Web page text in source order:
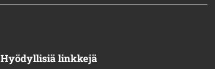
Hyödyllisiä linkkejä